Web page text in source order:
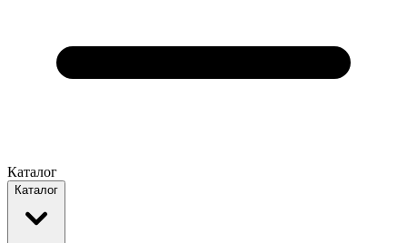
Каталог
Каталог